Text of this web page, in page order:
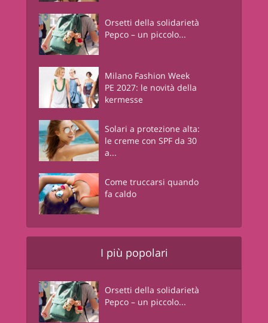
Orsetti della solidarietà
Pepco – un piccolo...
Milano Fashion Week
PE 2027: le novità della
kermesse
Solari a protezione alta:
le creme con SPF da 30
a...
Come truccarsi quando
fa caldo
I più popolari
Orsetti della solidarietà
Pepco – un piccolo...